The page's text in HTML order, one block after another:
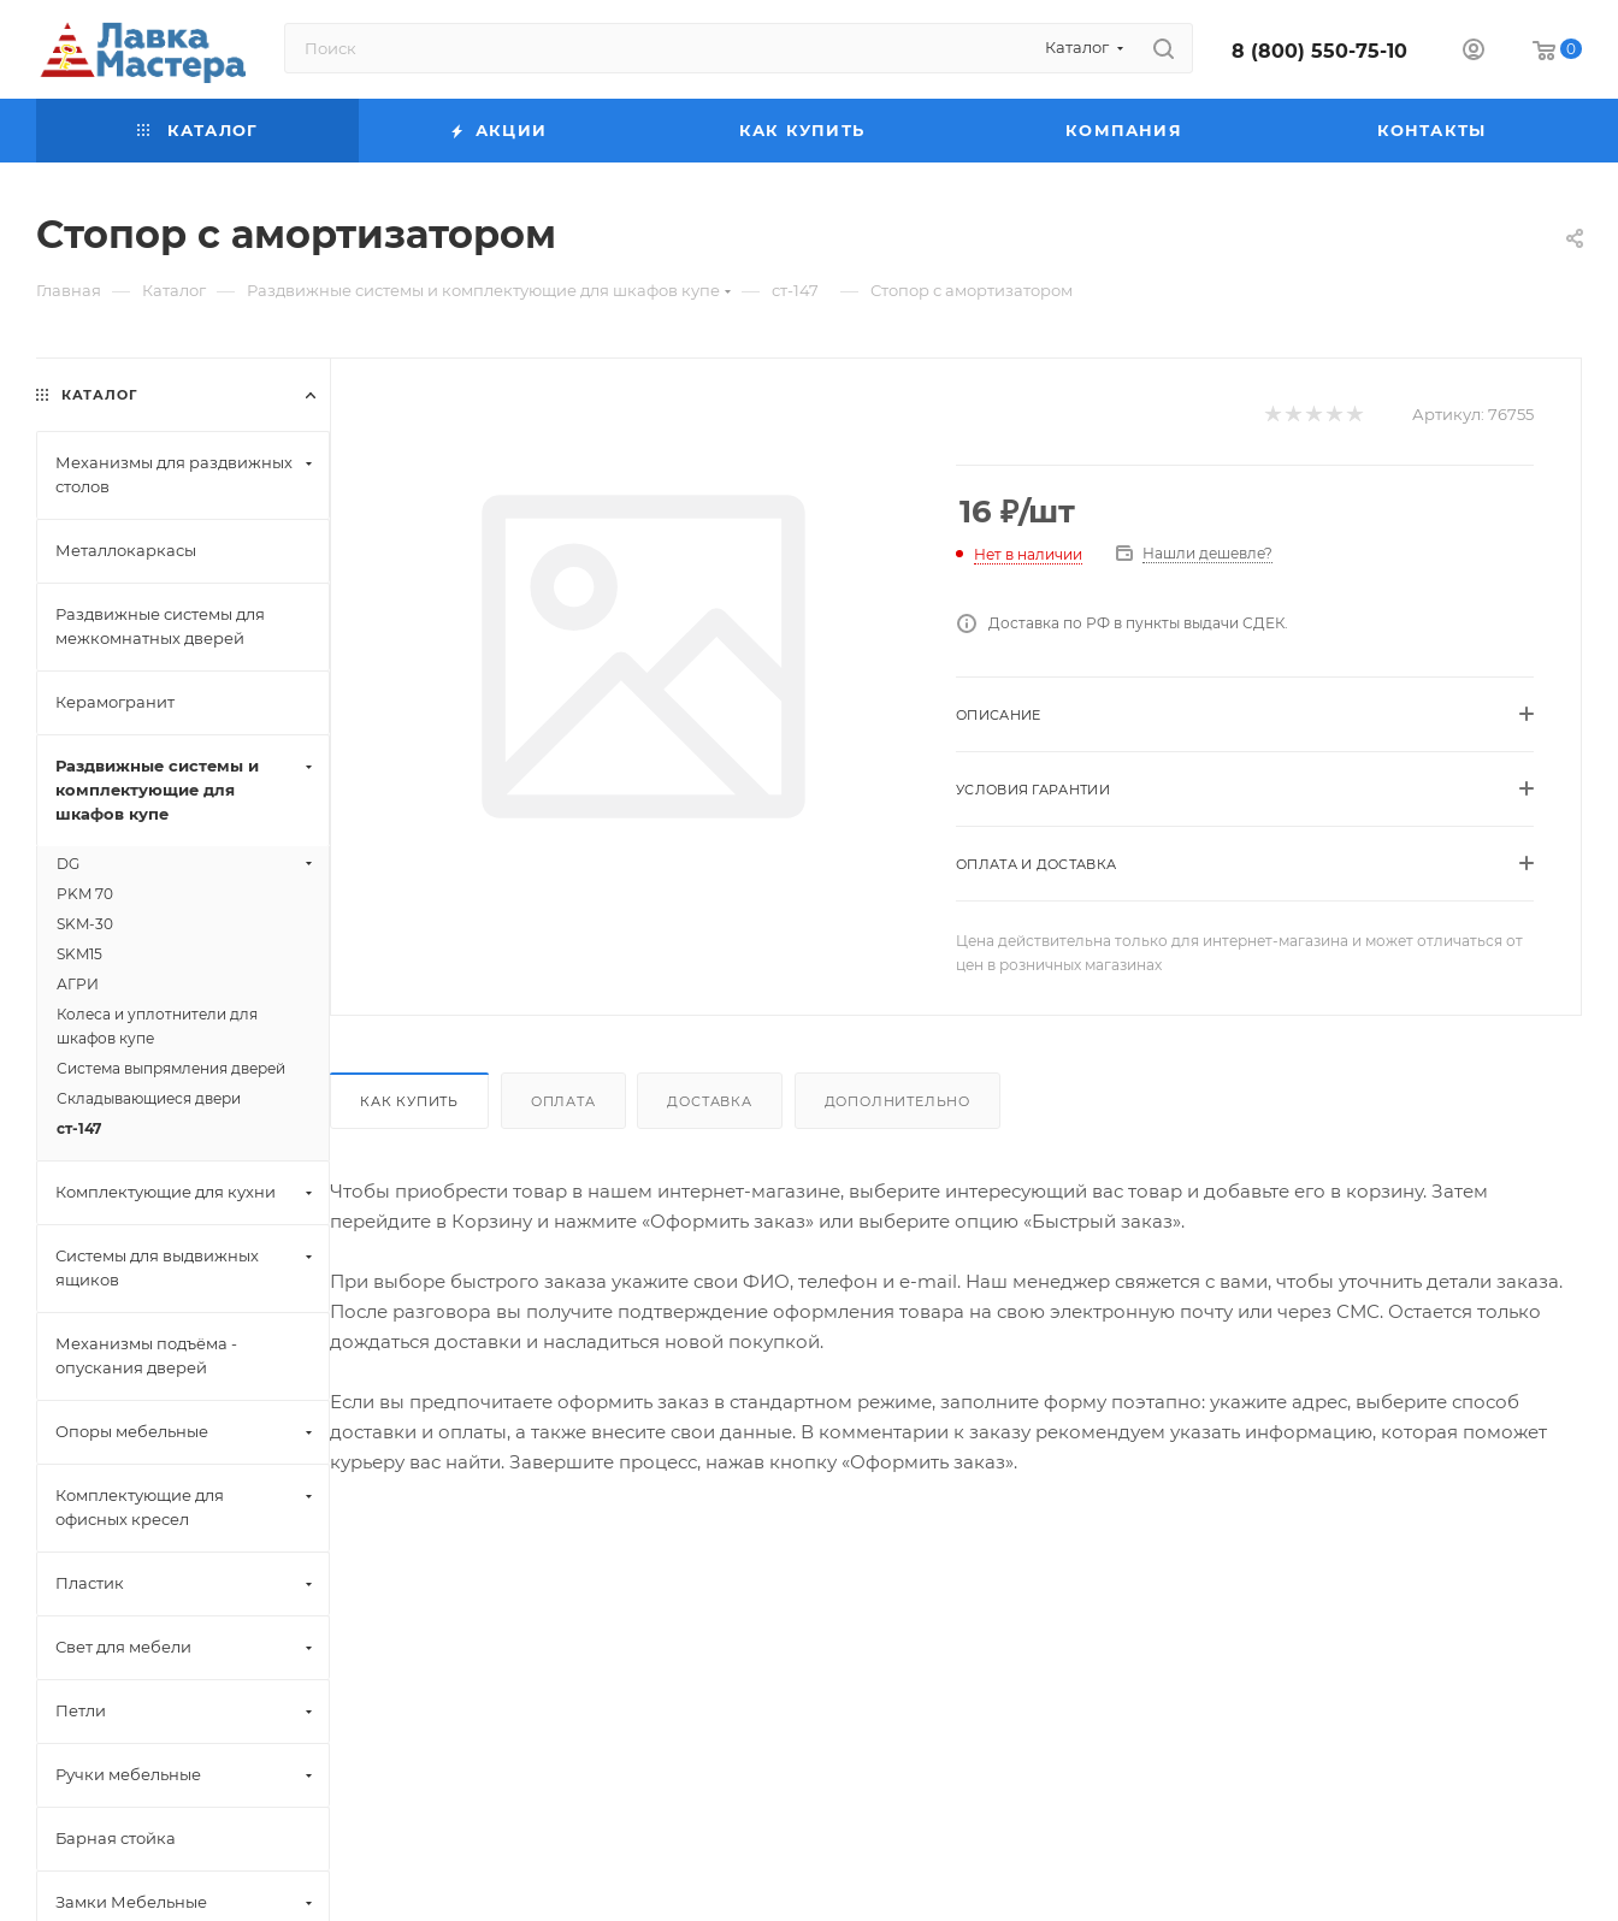
Каталог 8 (800) 550-75-10 0
КАТАЛОГ АКЦИИ КАК КУПИТЬ КОМПАНИЯ КОНТАКТЫ
Стопор с амортизатором
Главная — Каталог — Раздвижные системы и комплектующие для шкафов купе — ст-147 — Стопор с амортизатором
Артикул: 76755
16 ₽/шт
Нет в наличии Нашли дешевле?
Доставка по РФ в пункты выдачи СДЕК.
ОПИСАНИЕ
УСЛОВИЯ ГАРАНТИИ
ОПЛАТА И ДОСТАВКА
Цена действительна только для интернет-магазина и может отличаться от
цен в розничных магазинах
КАК КУПИТЬ ОПЛАТА ДОСТАВКА ДОПОЛНИТЕЛЬНО
Чтобы приобрести товар в нашем интернет-магазине, выберите интересующий вас товар и добавьте его в корзину. Затем
перейдите в Корзину и нажмите «Оформить заказ» или выберите опцию «Быстрый заказ».
При выборе быстрого заказа укажите свои ФИО, телефон и e-mail. Наш менеджер свяжется с вами, чтобы уточнить детали заказа.
После разговора вы получите подтверждение оформления товара на свою электронную почту или через СМС. Остается только
дождаться доставки и насладиться новой покупкой.
Если вы предпочитаете оформить заказ в стандартном режиме, заполните форму поэтапно: укажите адрес, выберите способ
доставки и оплаты, а также внесите свои данные. В комментарии к заказу рекомендуем указать информацию, которая поможет
курьеру вас найти. Завершите процесс, нажав кнопку «Оформить заказ».
КАТАЛОГ
Механизмы для раздвижных
столов
Металлокаркасы
Раздвижные системы для
межкомнатных дверей
Керамогранит
Раздвижные системы и
комплектующие для
шкафов купе
DG
PKM 70
SKM-30
SKM15
АГРИ
Колеса и уплотнители для
шкафов купе
Система выпрямления дверей
Складывающиеся двери
ст-147
Комплектующие для кухни
Системы для выдвижных
ящиков
Механизмы подъёма -
опускания дверей
Опоры мебельные
Комплектующие для
офисных кресел
Пластик
Свет для мебели
Петли
Ручки мебельные
Барная стойка
Замки Мебельные